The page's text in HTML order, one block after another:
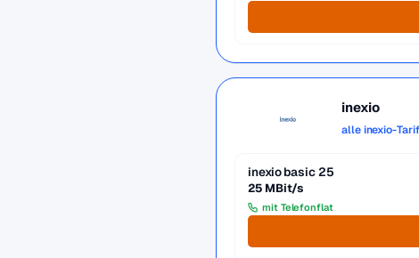
inexio
alle inexio-
inexio basic 25
25 MBit/s
mit Telefonflat